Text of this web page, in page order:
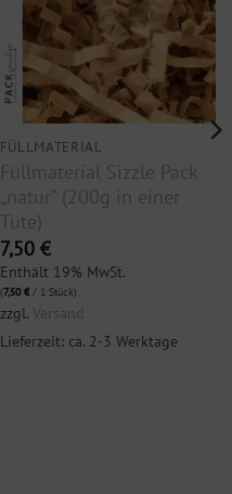
FÜLLMATERIAL
Füllmaterial Sizzle Pack
„natur“ (200g in einer
Tüte)
7,50 €
Enthält 19% MwSt.
(7,50€/ 1 Stück)
zzgl. Versand
Lieferzeit: ca. 2-3 Werktage